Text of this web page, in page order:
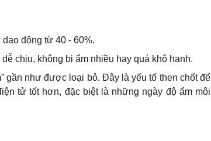
động từ 40 - 60%.
chịu, không bị ẩm nhiều hay quá khô hanh.
gần như được loại bỏ. Đây là yếu tố then chốt để
tử tốt hơn, đặc biệt là những ngày độ ẩm môi